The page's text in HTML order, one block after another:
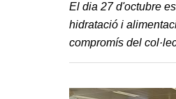
El dia 27 d'octubre
hidratació i
compromís del